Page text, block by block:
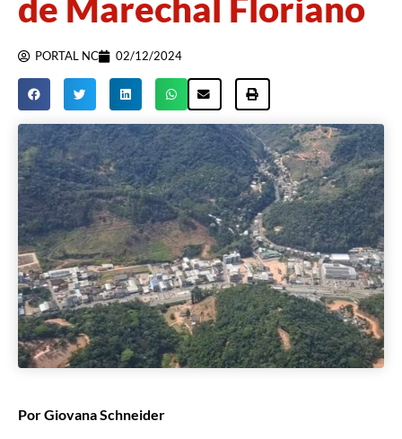
de Marechal Floriano
PORTAL NC 02/12/2024
Por Giovana Schneider